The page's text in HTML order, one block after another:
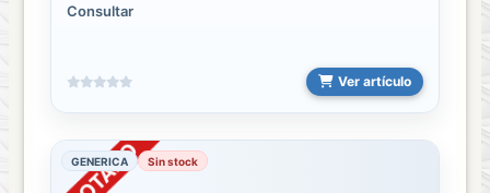
Consultar
Ver artículo
GENERICA Sin stock